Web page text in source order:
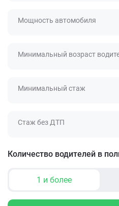
Мощность автомобиля
Минимальный возраст
Минимальный стаж
Стаж без ДТП
Количество водителей в
1 и более